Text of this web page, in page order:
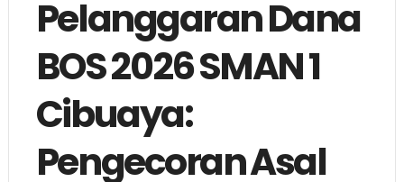
Pelanggaran Dana
BOS 2026 SMAN 1
Cibuaya:
Pengecoran Asal